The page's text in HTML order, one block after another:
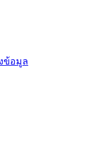
ข้อมูล